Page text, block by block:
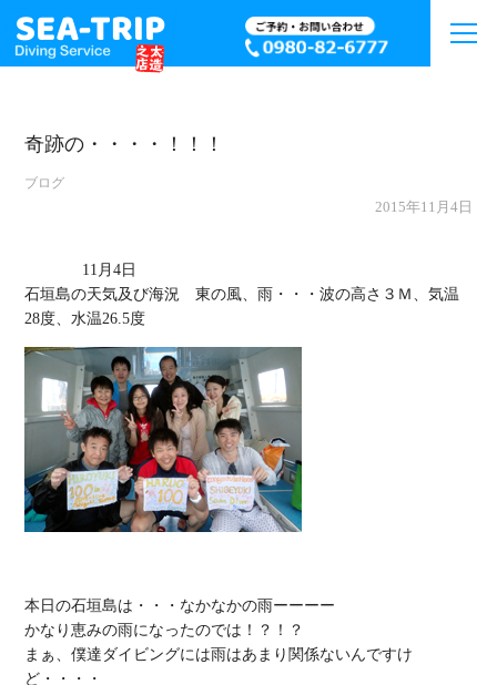
奇跡の・・・・！！！
ブログ
2015年11月4日
石垣島の天気及び海況　東の風、雨・・・波の高さ３Ｍ、気温
本日の石垣島は・・・なかなかの雨ーーーー
かなり恵みの雨になったのでは！？！？
まぁ、僕達ダイビングには雨はあまり関係ないんですけ
ど・・・・